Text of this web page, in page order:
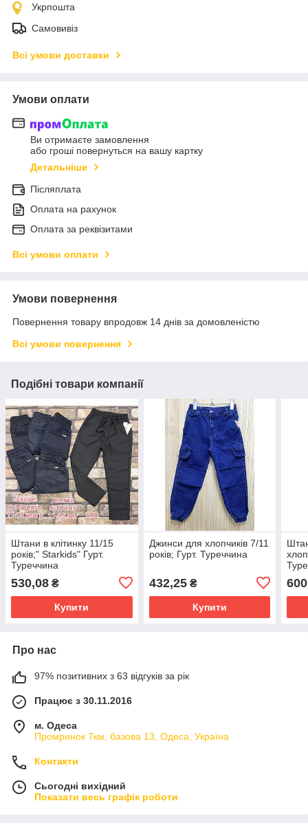
Укрпошта
Самовивіз
Всі умови доставки
Умови оплати
Ви отримаєте замовлення
або гроші повернуться на вашу картку
Детальніше
Післяплата
Оплата на рахунок
Оплата за реквізитами
Всі умови оплати
Умови повернення
Повернення товару впродовж 14 днів за домовленістю
Всі умови повернення
Подібні товари компанії
Штани в клітинку 11/15
років;" Starkids" Гурт.
Туреччина
530,08 ₴
Купити
Джинси для хлопчиків 7/11
років; Гурт. Туреччина
432,25₴
Купити
Про нас
97% позитивних з 63 відгуків за рік
Працює з 30.11.2016
м. Одеса
Промринок 7км, базова 13, Одеса, Україна
Контакти
Сьогодні вихідний
Показати весь графік роботи